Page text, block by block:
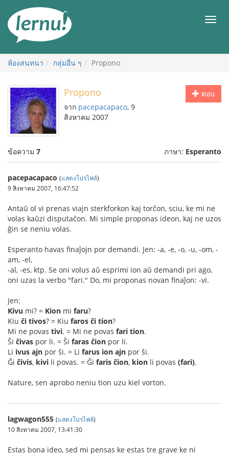
สารบัญ
เมนู
ห้องสนทนา กลุ่มอื่น ๆ Propono
ตอบ
Propono
จาก pacepacapaco, 9
สิงหาคม 2007
ข้อความ 7 ภาษา: Esperanto
pacepacapaco (แสดงโปรไฟล์)
9 สิงหาคม 2007, 16:47:52
Antaŭ ol vi prenas viajn sterkforkon kaj torĉon, sciu, ke mi ne
volas kaŭzi disputaĉon. Mi simple proponas ideon, kaj ne uzos
ĝin se neniu volas.
Esperanto havas finaĵojn por demandi. Jen: -a, -e, -o, -u, -om, -
am, -el,
-al, -es, ktp. Se oni volus aŭ esprimi ion aŭ demandi pri ago,
oni uzas la verbo "fari." Do, mi proponas novan finaĵon: -vi.
Jen:
Kivu mi? = Kion mi faru?
Kiu ĉi tivos? = Kiu faros ĉi tion?
Mi ne povas tivi. = Mi ne povas fari tion.
Ŝi ĉivas por li. = Ŝi faras ĉion por li.
Li ivus ajn por ŝi. = Li farus ion ajn por ŝi.
Ĝi ĉivis, kivi li povas. = Ĝi faris ĉion, kion li povas (fari).
Nature, sen aprobo neniu tion uzu kiel vorton.
lagwagon555 (แสดงโปรไฟล์)
10 สิงหาคม 2007, 13:41:30
Estas bona ideo, sed mi pensas ke estas tre grave ke ni